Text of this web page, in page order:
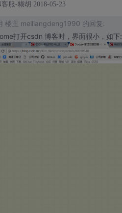
客服-糊胡 2018-05-23
楼主 meiliangdeng1990 的回复:
打开csdn 博客时，界面很小，如下: